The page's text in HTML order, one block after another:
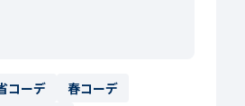
コーデ
春コーデ